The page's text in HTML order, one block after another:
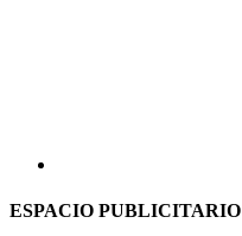
ESPACIO PUBLICITARIO